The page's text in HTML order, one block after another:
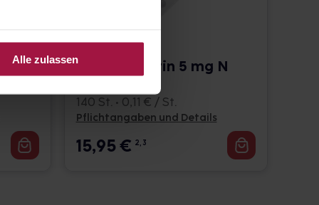
Alle zulassenSOVITA Biotin 5 mg N
140 St. • 0,11 € / St.
Pflichtangaben und Details
15,95€ 2, 3